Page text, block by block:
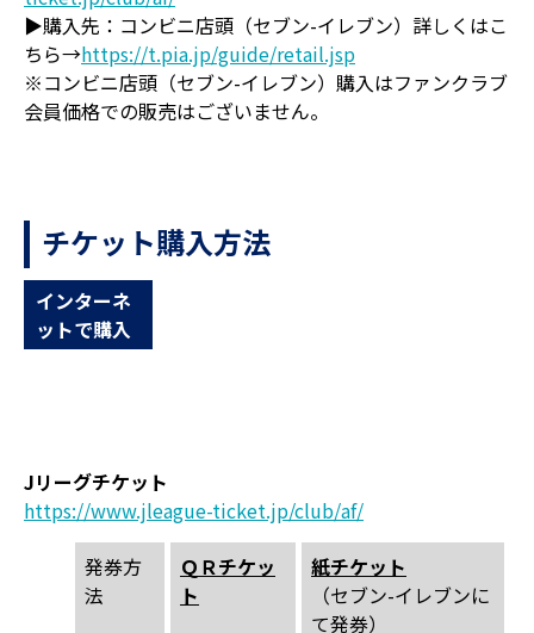
▶購入先：コンビニ店頭（セブン-イレブン）詳しくはこ
ちら→https://t.pia.jp/guide/retail.jsp
※コンビニ店頭（セブン-イレブン）購入はファンクラブ
会員価格での販売はございません。
チケット購入方法
インターネ
ットで購入
Jリーグチケット
https://www.jleague-ticket.jp/club/af/
発券方
法
ＱＲチケッ
ト
紙チケット
（セブン-イレブンに
て発券）